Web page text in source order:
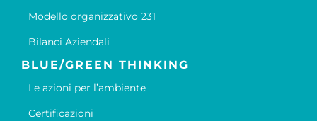
Modello organizzativo 231
Bilanci Aziendali
BLUE/GREEN THINKING
Le azioni per l’ambiente
Certificazioni